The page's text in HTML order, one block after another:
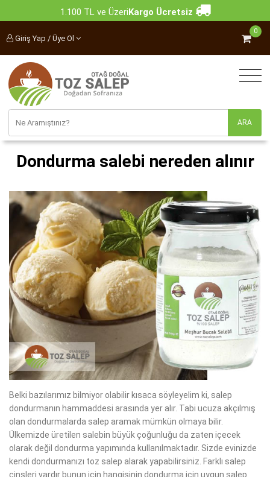
1.100 TL ve ÜzeriKargo Ücretsiz
Giriş Yap / Üye Ol
0
Dondurma salebi nereden alınır
Belki bazılarımız bilmiyor olabilir kısaca söyleyelim ki, salep
dondurmanın hammaddesi arasında yer alır. Tabi ucuza akçılmış
olan dondurmalarda salep aramak mümkün olmaya bilir.
Ülkemizde üretilen salebin büyük çoğunluğu da zaten içecek
olarak değil dondurma yapımında kullanılmaktadır. Sizde evinizde
kendi dondurmanızı toz salep alarak yapabilirsiniz. Farklı salep
cinsleri vardır bunun için hangisinin dondurma için uygun salep